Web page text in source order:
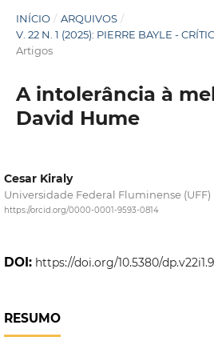
INÍCIO / ARQUIVOS /
V. 22 N. 1 (2025): PIERRE BAYLE -
Artigos
A intolerância à
David Hume
Cesar Kiraly
Universidade Federal Fluminense (UFF)
https://orcid.org/0000-0001-9593-0814
DOI: https://doi.org/10.5380/
RESUMO